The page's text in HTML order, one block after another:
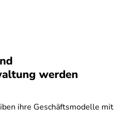
werden
ihre Geschäftsmodelle mit